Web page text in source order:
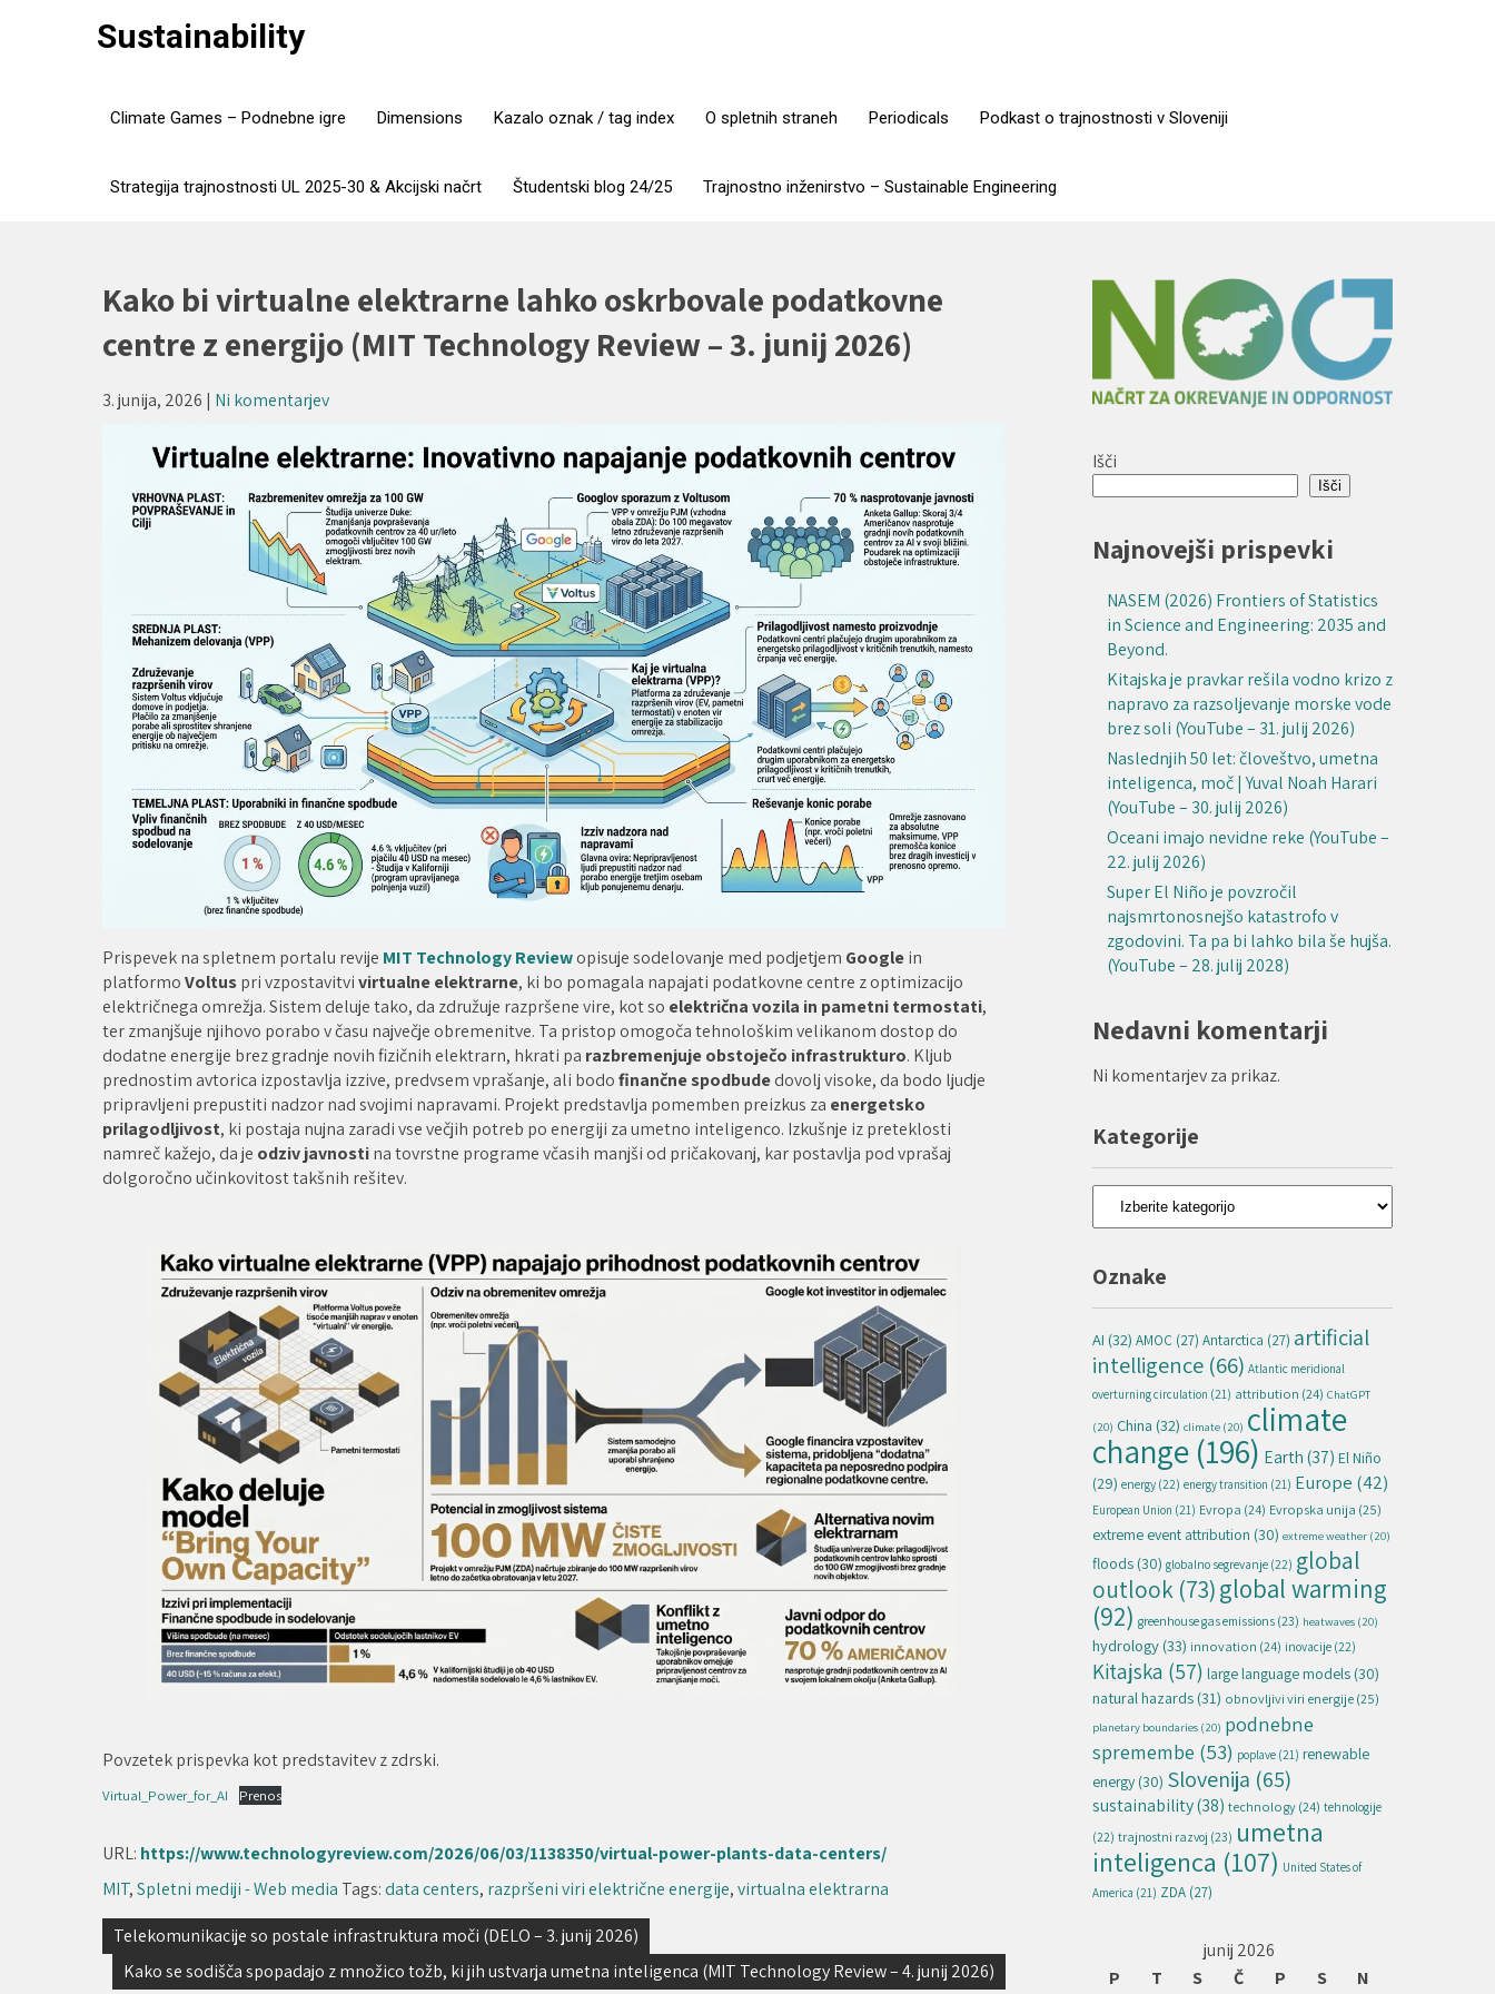
Sustainability
Climate Games – Podnebne igre Dimensions Kazalo oznak / tag index O spletnih straneh Periodicals Podkast o trajnostnosti v Sloveniji
Strategija trajnostnosti UL 2025-30 & Akcijski načrt Študentski blog 24/25 Trajnostno inženirstvo – Sustainable Engineering
Kako bi virtualne elektrarne lahko oskrbovale podatkovne
centre z energijo (MIT Technology Review – 3. junij 2026)
3. junija, 2026 | Ni komentarjev
Prispevek na spletnem portalu revije MIT Technology Reviewopisuje sodelovanje med podjetjem Googlein
platformoVoltuspri vzpostavitvivirtualne elektrarne, ki bo pomagala napajati podatkovne centre z optimizacijo
električnega omrežja. Sistem deluje tako, da združuje razpršene vire, kot so električna vozila in pametni termostati,
ter zmanjšuje njihovo porabo v času največje obremenitve. Ta pristop omogoča tehnološkim velikanom dostop do
dodatne energije brez gradnje novih fizičnih elektrarn, hkrati pa razbremenjuje obstoječo infrastrukturo. Kljub
prednostim avtorica izpostavlja izzive, predvsem vprašanje, ali bodofinančne spodbudedovolj visoke, da bodo ljudje
pripravljeni prepustiti nadzor nad svojimi napravami. Projekt predstavlja pomemben preizkus za energetsko
prilagodljivost, ki postaja nujna zaradi vse večjih potreb po energiji za umetno inteligenco. Izkušnje iz preteklosti
namreč kažejo, da je odziv javnostina tovrstne programe včasih manjši od pričakovanj, kar postavlja pod vprašaj
dolgoročno učinkovitost takšnih rešitev.
Povzetek prispevka kot predstavitev z zdrski.
Virtual_Power_for_AI Prenos
URL: https://www.technologyreview.com/2026/06/03/1138350/virtual-power-plants-data-centers/
MIT,Spletni mediji - Web media Tags:data centers, razpršeni viri električne energije,virtualna elektrarna
Navigacija
prispevka
Telekomunikacije so postale infrastruktura moči (DELO – 3. junij 2026)
Kako se sodišča spopadajo z množico tožb, ki jih ustvarja umetna inteligenca (MIT Technology Review – 4. junij 2026)
Išči
Išči
Najnovejši prispevki
NASEM (2026) Frontiers of Statistics
in Science and Engineering: 2035 and
Beyond.
Kitajska je pravkar rešila vodno krizo z
napravo za razsoljevanje morske vode
brez soli (YouTube – 31. julij 2026)
Naslednjih 50 let: človeštvo, umetna
inteligenca, moč | Yuval Noah Harari
(YouTube – 30. julij 2026)
Oceani imajo nevidne reke (YouTube –
22. julij 2026)
Super El Niño je povzročil
najsmrtonosnejšo katastrofo v
zgodovini. Ta pa bi lahko bila še hujša.
(YouTube – 28. julij 2028)
Nedavni komentarji
Ni komentarjev za prikaz.
Kategorije
Kategorije
Oznake
AI (32) AMOC (27) Antarctica (27) artificial
intelligence (66) Atlantic meridional
overturning circulation (21) attribution (24) ChatGPT
(20) China (32) climate (20) climate
change (196) Earth (37) El Niño
(29) energy (22) energy transition (21) Europe (42)
European Union (21) Evropa (24) Evropska unija (25)
extreme event attribution (30) extreme weather (20)
floods (30) globalno segrevanje (22) global
outlook (73)global warming
(92) greenhouse gas emissions (23) heatwaves (20)
hydrology(33) innovation (24) inovacije (22)
Kitajska (57) large language models (30)
natural hazards (31) obnovljivi viri energije(25)
planetary boundaries (20) podnebne
spremembe (53) poplave (21) renewable
energy (30) Slovenija (65)
sustainability(38) technology(24) tehnologije
(22) trajnostni razvoj (23) umetna
inteligenca (107) United States of
America (21) ZDA (27)
junij 2026
P
T S Č P S N